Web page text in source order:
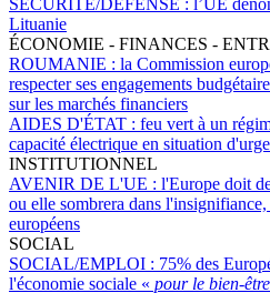
Lituanie
ÉCONOMIE - FINANCES -
ROUMANIE : la Commission
respecter ses engagements
sur les marchés financiers
AIDES D'ÉTAT : feu vert à un
capacité électrique en situation
INSTITUTIONNEL
AVENIR DE L'UE : l'Europe doit
ou elle sombrera dans
européens
SOCIAL
SOCIAL/EMPLOI : 75% des
l'économie sociale « pour le bien-